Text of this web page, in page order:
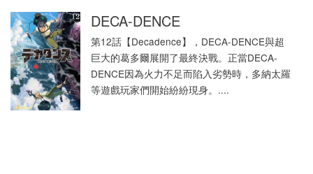
DECA-DENCE
第12話【Decadence】，DECA-DENCE與超
巨大的葛多爾展開了最終決戰。正當DECA-
DENCE因為火力不足而陷入劣勢時，多納太羅
等遊戲玩家們開始紛紛現身。....